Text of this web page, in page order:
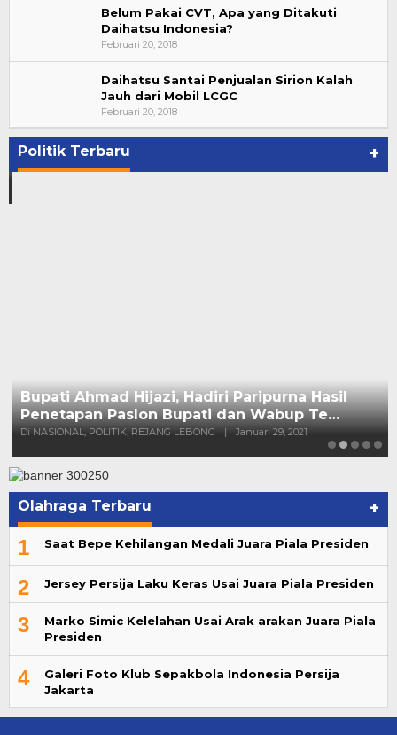
Belum Pakai CVT, Apa yang Ditakuti
Daihatsu Indonesia?
Februari 20, 2018
Daihatsu Santai Penjualan Sirion Kalah
Jauh dari Mobil LCGC
Februari 20, 2018
Politik Terbaru +
Bupati Ahmad Hijazi, Hadiri Paripurna Hasil
Penetapan Paslon Bupati dan Wabup Te…
Di NASIONAL, POLITIK, REJANG LEBONG
Olahraga Terbaru +
1 Saat Bepe Kehilangan Medali Juara Piala Presiden
2 Jersey Persija Laku Keras Usai Juara Piala Presiden
3
Marko Simic Kelelahan Usai Arak arakan Juara Piala
Presiden
4
Galeri Foto Klub Sepakbola Indonesia Persija
Jakarta